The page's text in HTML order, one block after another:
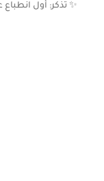
✨ تذكر: أول